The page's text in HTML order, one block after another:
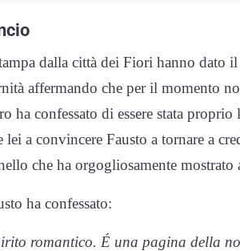
dalla città dei Fiori hanno dato
affermando che per il momento
ha confessato di essere stata
lei a convincere Fausto a tornare a
che ha orgogliosamente
ha confessato:
romantico. É una pagina della